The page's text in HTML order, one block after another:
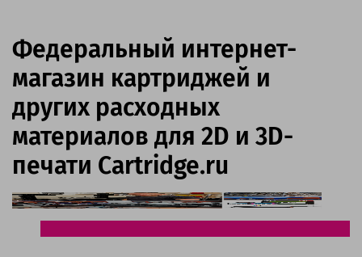
Федеральный интернет-
магазин картриджей и
других расходных
материалов для 2D и 3D-
печати Cartridge.ru